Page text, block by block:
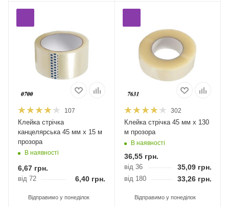
107
Клейка стрічка
канцелярська 45 мм х 15 м
прозора
В наявності
6,67 грн.
від 72 6,40грн.
Відправимо у понеділок
302
Клейка стрічка 45 мм х 130
м прозора
В наявності
36,55грн.
від 36 35,09грн.
від 180 33,26грн.
Відправимо у понеділок